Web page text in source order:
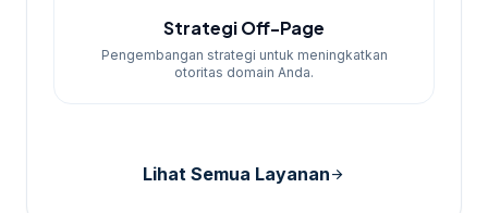
Strategi Off-Page
Pengembangan strategi untuk meningkatkan
otoritas domain Anda.
Lihat Semua Layananarrow_forward